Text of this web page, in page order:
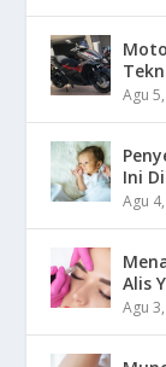
Agu
Ini
Agu
Alis
Agu